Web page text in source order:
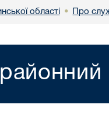
області • Про